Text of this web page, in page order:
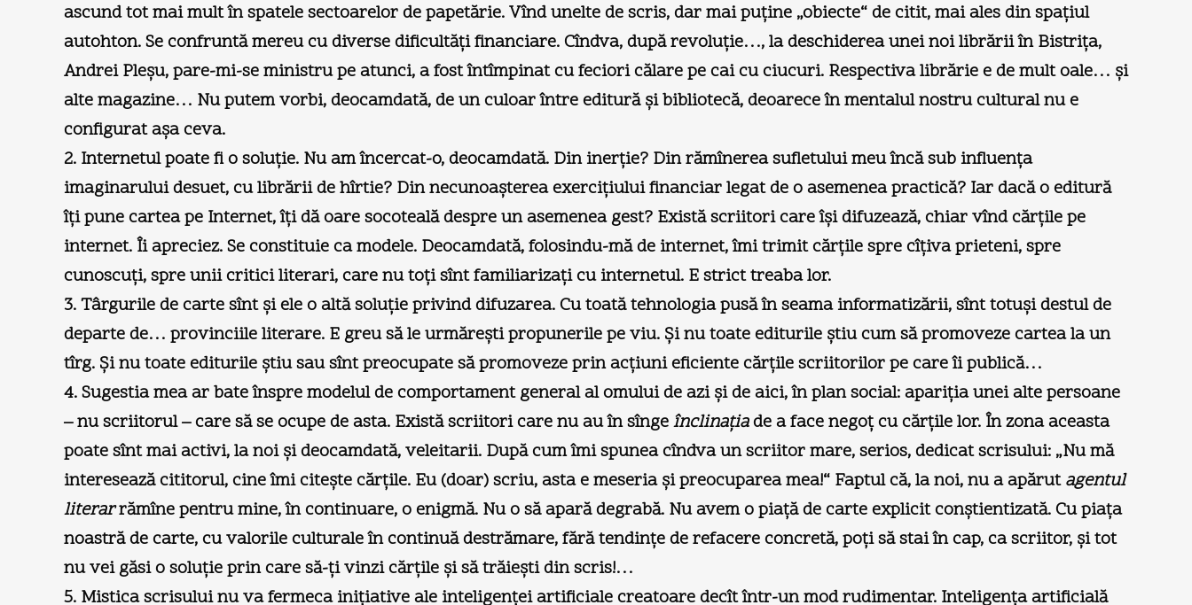
ascund tot mai mult în spatele sectoarelor de papetărie. Vînd unelte de scris, dar mai puţine „obiecte“ de citit, mai ales din spaţiul
autohton. Se confruntă mereu cu diverse dificultăţi financiare. Cîndva, după revoluţie…, la deschiderea unei noi librării în Bistriţa,
Andrei Pleşu, pare-mi-se ministru pe atunci, a fost întîmpinat cu feciori călare pe cai cu ciucuri. Respectiva librărie e de mult oale… şi
alte magazine… Nu putem vorbi, deocamdată, de un culoar între editură şi bibliotecă, deoarece în mentalul nostru cultural nu e
configurat aşa ceva.
2. Internetul poate fi o soluţie. Nu am încercat-o, deocamdată. Din inerţie? Din rămînerea sufletului meu încă sub influenţa
imaginarului desuet, cu librării de hîrtie? Din necunoaşterea exerciţiului financiar legat de o asemenea practică? Iar dacă o editură
îţi pune cartea pe Internet, îţi dă oare socoteală despre un asemenea gest? Există scriitori care îşi difuzează, chiar vînd cărţile pe
internet. Îi apreciez. Se constituie ca modele. Deocamdată, folosindu-mă de internet, îmi trimit cărţile spre cîţiva prieteni, spre
cunoscuţi, spre unii critici literari, care nu toţi sînt familiarizaţi cu internetul. E strict treaba lor.
3. Târgurile de carte sînt şi ele o altă soluţie privind difuzarea. Cu toată tehnologia pusă în seama informatizării, sînt totuşi destul de
departe de… provinciile literare. E greu să le urmăreşti propunerile pe viu. Şi nu toate editurile ştiu cum să promoveze cartea la un
tîrg. Şi nu toate editurile ştiu sau sînt preocupate să promoveze prin acţiuni eficiente cărţile scriitorilor pe care îi publică…
4. Sugestia mea ar bate înspre modelul de comportament general al omului de azi şi de aici, în plan social: apariţia unei alte persoane
– nu scriitorul – care să se ocupe de asta. Există scriitori care nu au în sîngeînclinaţiade a face negoţ cu cărţile lor. În zona aceasta
poate sînt mai activi, la noi şi deocamdată, veleitarii. După cum îmi spunea cîndva un scriitor mare, serios, dedicat scrisului: „Nu mă
interesează cititorul, cine îmi citeşte cărţile. Eu (doar) scriu, asta e meseria şi preocuparea mea!“ Faptul că, la noi, nu a apărutagentul
literarrămîne pentru mine, în continuare, o enigmă. Nu o să apară degrabă. Nu avem o piaţă de carte explicit conştientizată. Cu piaţa
noastră de carte, cu valorile culturale în continuă destrămare, fără tendinţe de refacere concretă, poţi să stai în cap, ca scriitor, şi tot
nu vei găsi o soluţie prin care să-ţi vinzi cărţile şi să trăieşti din scris!…
5. Mistica scrisului nu va fermeca iniţiative ale inteligenţei artificiale creatoare decît într-un mod rudimentar. Inteligenţa artificială